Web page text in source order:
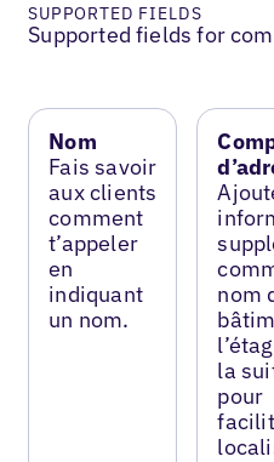
SUPPORTED FIELDS
Supported fields for
Nom
Fais savoir
aux clients
comment
t’appeler
en
indiquant
un nom.
nom
la
pour